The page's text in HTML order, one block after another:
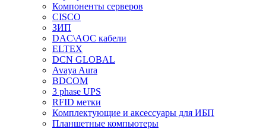
Компоненты серверов
CISCO
ЗИП
DAC\AOC кабели
ELTEX
DCN GLOBAL
Avaya Aura
BDCOM
3 phase UPS
RFID метки
Комплектующие и аксессуары для ИБП
Планшетные компьютеры